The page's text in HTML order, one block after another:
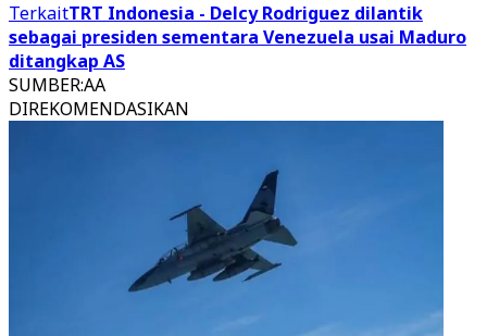
TerkaitTRT Indonesia - Delcy Rodriguez dilantik
sebagai presiden sementara Venezuela usai Maduro
ditangkap AS
SUMBER:AA
DIREKOMENDASIKAN